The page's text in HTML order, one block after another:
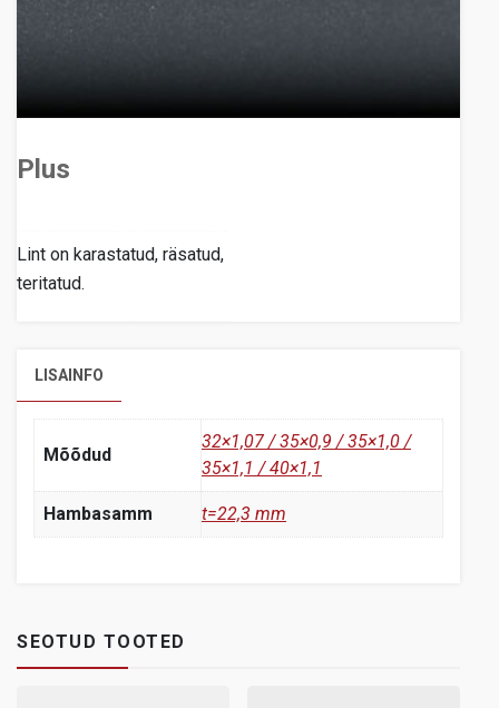
Plus
Lint on karastatud, räsatud,
teritatud.
LISAINFO
Mõõdud
32×1,07 / 35×0,9 / 35×1,0 /
35×1,1 / 40×1,1
Hambasamm t=22,3 mm
SEOTUD TOOTED